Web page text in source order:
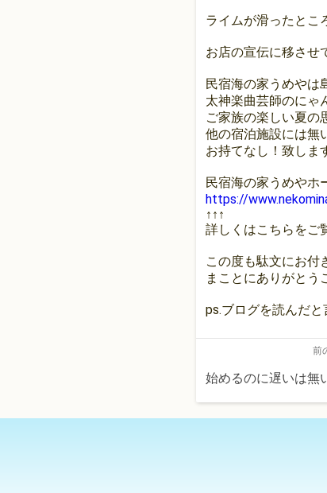
ライムが滑ったとこ
お店の宣伝に移させ
民宿海の家うめやは
太神楽曲芸師のにゃ
ご家族の楽しい夏の
他の宿泊施設には無
お持てなし！致しま
民宿海の家うめやホ
https://
↑↑↑
詳しくはこちらをご
この度も駄文にお付
まことにありがとう
ps.ブログを読んだ
前
始めるのに遅いは無